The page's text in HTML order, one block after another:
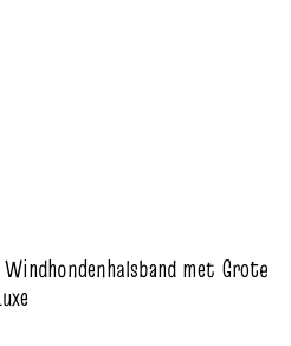
met Grote